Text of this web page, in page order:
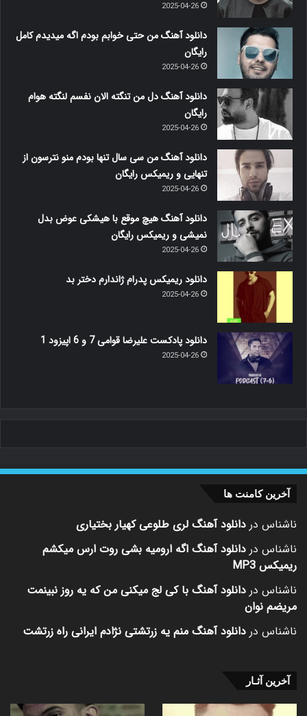
2025-04-26
دانلود آهنگ من حتی خوابم بودم اگه میدیدم کامل
رایگان
2025-04-26
دانلود آهنگ دل من تنگته الان نفسم لنگته هوام
رایگان
2025-04-26
دانلود آهنگ من سی سال تنها بودم منو نترسون از
تنهایی و ریمیکس رایگان
2025-04-26
دانلود آهنگ هیچ موقع با هیشکی عوض بدل
نمیشی و ریمیکس رایگان
2025-04-26
دانلود ریمیکس پدرام ژاندارم دختر بد
2025-04-26
دانلود پادکست علیرضا قوامی 7 و 6 اپیزود 1
2025-04-26
آخرین کامنت ها
ناشناس در دانلود آهنگ لری طلوعی کهیار بختیاری
ناشناس در دانلود آهنگ اگه ارومیه بشی روت ارس میکشم
ریمیکس MP3
ناشناس در دانلود آهنگ با کی لج میکنی من که یه روز نبینمت
مریضم نوان
ناشناس در دانلود آهنگ منم یه زرتشتی نژادم ایرانی راه زرتشت
آخرین آثـار